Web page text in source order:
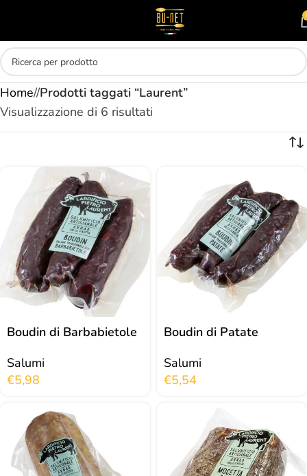
Home/ Prodotti taggati “Laurent”
Visualizzazione di 6 risultati
Boudin di Barbabietole
Salumi
€5,98
Boudin di Patate
Salumi
€5,54